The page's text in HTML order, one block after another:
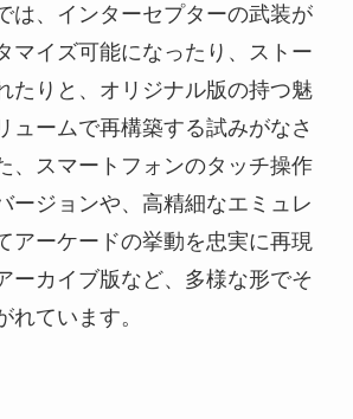
は、インターセプターの武装が
マイズ可能になったり、ストー
たりと、オリジナル版の持つ魅
ュームで再構築する試みがなさ
、スマートフォンのタッチ操作
ージョンや、高精細なエミュレ
アーケードの挙動を忠実に再現
ーカイブ版など、多様な形でそ
れています。